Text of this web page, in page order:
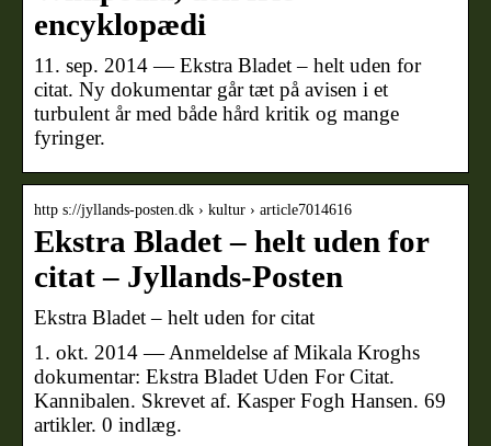
encyklopædi
11. sep. 2014 — Ekstra Bladet – helt uden for
citat. Ny dokumentar går tæt på avisen i et
turbulent år med både hård kritik og mange
fyringer.
http s://jyllands-posten.dk › kultur › article7014616
Ekstra Bladet – helt uden for
citat – Jyllands-Posten
Ekstra Bladet – helt uden for citat
1. okt. 2014 — Anmeldelse af Mikala Kroghs
dokumentar: Ekstra Bladet Uden For Citat.
Kannibalen. Skrevet af. Kasper Fogh Hansen. 69
artikler. 0 indlæg.